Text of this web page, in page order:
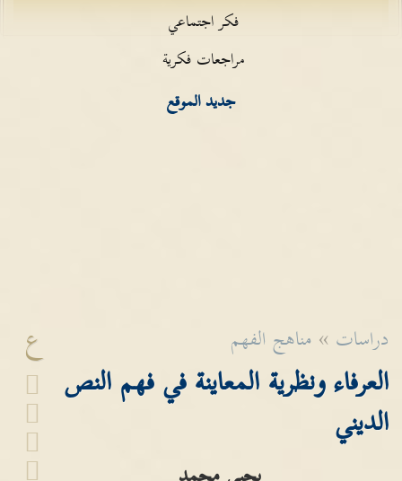
فكر اجتماعي
مراجعات فكرية
جديد الموقع
ع دراسات » مناهج الفهم
العرفاء ونظرية المعاينة في فهم النص
الديني